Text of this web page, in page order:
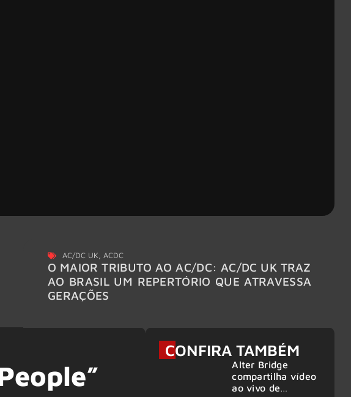
AC/DC UK,ACDC
O MAIOR TRIBUTO AO AC/DC: AC/DC UK TRAZ
AO BRASIL UM REPERTÓRIO QUE ATRAVESSA
GERAÇÕES
CONFIRA TAMBÉM
Alter Bridge
compartilha vídeo
ao vivo de